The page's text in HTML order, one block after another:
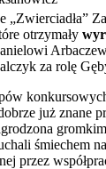
„Zwierciadła”
otrzymały
za rolę
już znane
śmiechem
przez